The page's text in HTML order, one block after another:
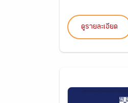
ดูรายละเอียด